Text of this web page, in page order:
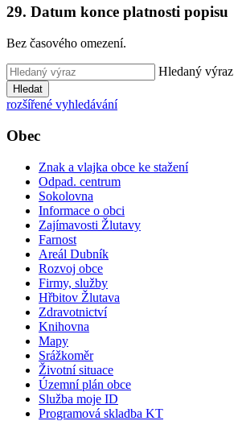
29. Datum konce platnosti popisu
Bez časového omezení.
Hledaný výraz
Hledat
rozšířené vyhledávání
Obec
Znak a vlajka obce ke stažení
Odpad. centrum
Sokolovna
Informace o obci
Zajímavosti Žlutavy
Farnost
Areál Dubník
Rozvoj obce
Firmy, služby
Hřbitov Žlutava
Zdravotnictví
Knihovna
Mapy
Srážkoměr
Životní situace
Územní plán obce
Služba moje ID
Programová skladba KT